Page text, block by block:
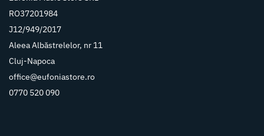
RO37201984
J12/949/2017
Aleea Albăstrelelor, nr 11
Cluj-Napoca
office@eufoniastore.ro
0770 520 090